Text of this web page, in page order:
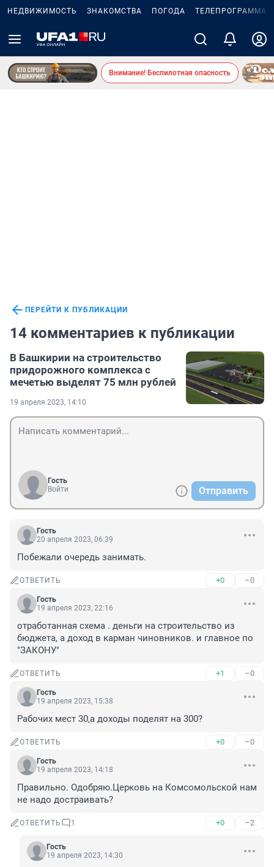
НЕДВИЖИМОСТЬ ЗНАКОМСТВА ПОГОДА ТЕЛЕПРОГРАММА
Внимание! Беспилотная опасность
ПЕРЕЙТИ К ПУБЛИКАЦИИ
14 комментариев к публикации
В Башкирии на строительство
придорожного комплекса с
мечетью выделят 75 млн рублей
19 апреля 2023, 14:10
Гость
Войти
Отправить
Гость
20 апреля 2023, 06:39
Побежали очередь занимать.
ОТВЕТИТЬ +0 –0
Гость
19 апреля 2023, 22:16
отработанная схема . деньги на строительство из
бюджета, а доход в карман чиновников. и главное по
"ЗАКОНУ"
ОТВЕТИТЬ +1 –0
Гость
19 апреля 2023, 15:38
Рабочих мест 30,а доходы поделят на 300?
ОТВЕТИТЬ +0 –0
Гость
19 апреля 2023, 14:18
Правильно. Одобряю.Церковь на Комсомольской нам
не надо достраивать?
ОТВЕТИТЬ 1 +0 –2
Гость
19 апреля 2023, 14:30